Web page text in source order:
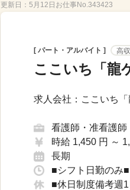
更新日：5月12日 お仕事No.343423
[ パート・アルバイト ] 高
ここいち「龍
求人会社：ここいち「
看護師・准看護師
時給 1,450 円 ～
長期
■シフト日勤のみ
■休日制度備考週